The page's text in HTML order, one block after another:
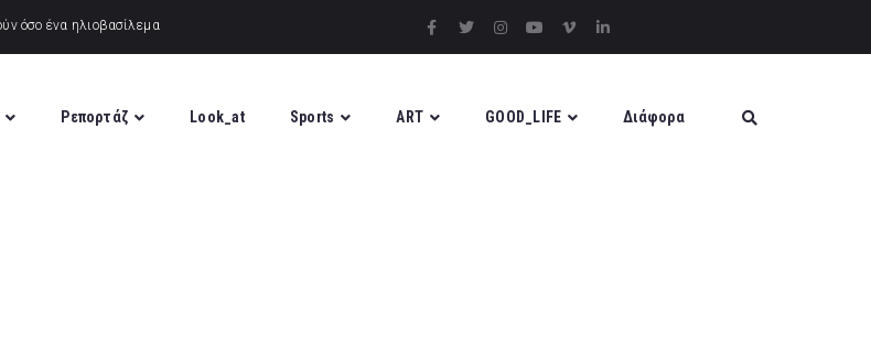
Ρεπορτάζ Look_at Sports ART GOOD_LIFE Διάφορα